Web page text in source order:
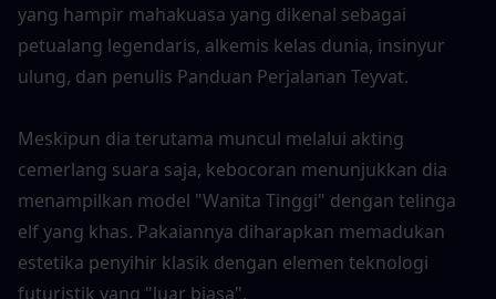
yang hampir mahakuasa yang dikenal sebagai
petualang legendaris, alkemis kelas dunia, insinyur
ulung, dan penulis Panduan Perjalanan Teyvat.
Meskipun dia terutama muncul melalui akting
cemerlang suara saja, kebocoran menunjukkan dia
menampilkan model "Wanita Tinggi" dengan telinga
elf yang khas. Pakaiannya diharapkan memadukan
estetika penyihir klasik dengan elemen teknologi
futuristik yang "luar biasa".